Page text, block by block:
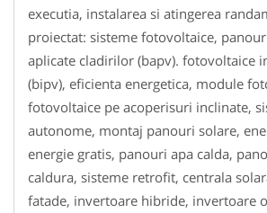
executia, instalarea si atingerea
proiectat: sisteme fotovoltaice,
aplicate cladirilor (bapv). fotovoltaice
(bipv), eficienta energetica, module
fotovoltaice pe acoperisuri inclinate,
autonome, montaj panouri solare,
energie gratis, panouri apa calda,
caldura, sisteme retrofit, centrala
fatade, invertoare hibride, invertoare